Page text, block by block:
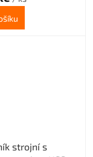
strojní s